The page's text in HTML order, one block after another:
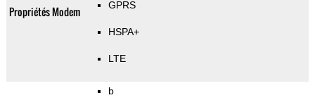
Propriétés Modem GPRS
HSPA+
LTE
b